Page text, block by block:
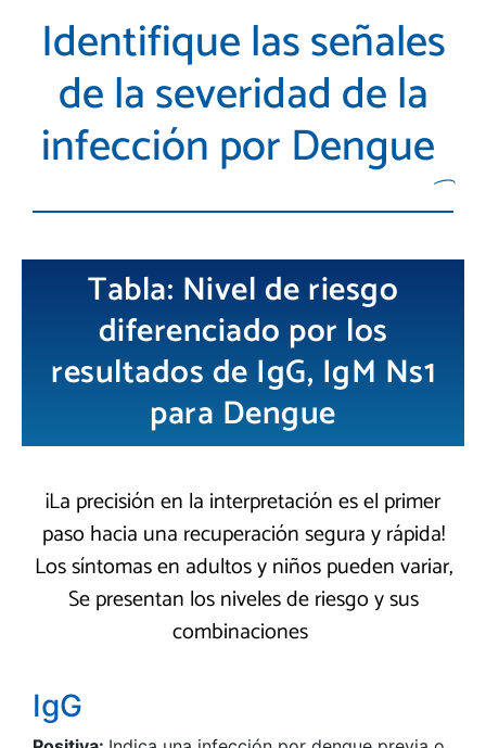
Identifique las señales
de la severidad de la
infección por Dengue
Tabla: Nivel de riesgo
diferenciado por los
resultados de IgG, IgM Ns1
para Dengue
¡La precisión en la interpretación es el primer
paso hacia una recuperación segura y rápida!
Los síntomas en adultos y niños pueden variar,
Se presentan los niveles de riesgo y sus
combinaciones
IgG